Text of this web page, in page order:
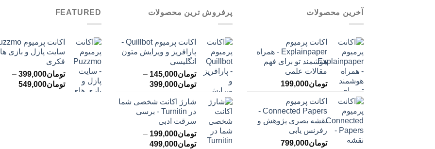
آخرین محصولات
اکانت پرمیوم
Explainpaper - همراه
هوشمند تو برای فهم
مقالات علمی
تومان199,000
اکانت پرمیوم
Connected Papers -
نقشه بصری پژوهش و
رفرنس یابی
تومان799,000
پرفروش ترین محصولات
اکانت پرمیوم Quillbot -
پارافریز و ویرایش متون
انگلیسی
تومان145,000
–
تومان399,000محدوده
تومان145,000
تا
شارژ اکانت شخصی شما
در Turnitin - برسی
سرقت ادبی
تومان199,000
–
تومان499,000محدوده
FEATURED
سایت پازل و بازی
فکری
تومان399,000
–
تومان549,000